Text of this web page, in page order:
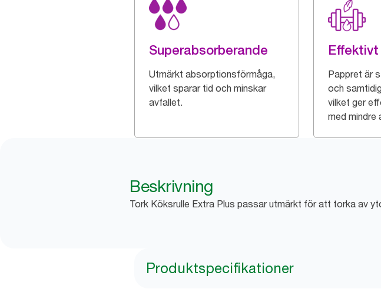
Superabsorberande
Utmärkt absorptionsförmåga,
vilket sparar tid och minskar
avfallet.
Effektivt
Pappret är
och
vilket ger
med mindre
Beskrivning
Tork Köksrulle Extra Plus passar utmärkt för att torka av
Produktspecifikationer